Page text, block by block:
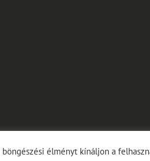
élményt kínáljon a